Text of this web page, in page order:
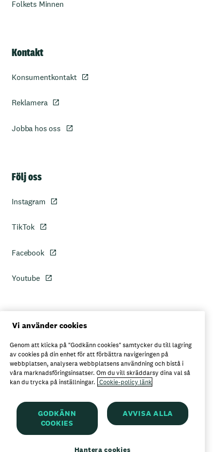
Folkets Minnen
Kontakt
Konsumentkontakt
Reklamera
Jobba hos oss
Följ oss
Instagram
TikTok
Facebook
Youtube
Personuppgiftspolicy
Axfoods integritetspolicy
Här kan du köpa Garant
Garant är ett registrerat varumärke för
Vi använder cookies
Genom att klicka på "Godkänn cookies" samtycker du till lagring
av cookies på din enhet för att förbättra navigeringen på
webbplatsen, analysera webbplatsens användning och bistå i
våra marknadsföringsinsatser. Om du vill skräddarsy dina val så
kan du trycka på inställningar. Cookie-policy länk
GODKÄNN
COOKIES
AVVISA ALLA
Hantera cookies